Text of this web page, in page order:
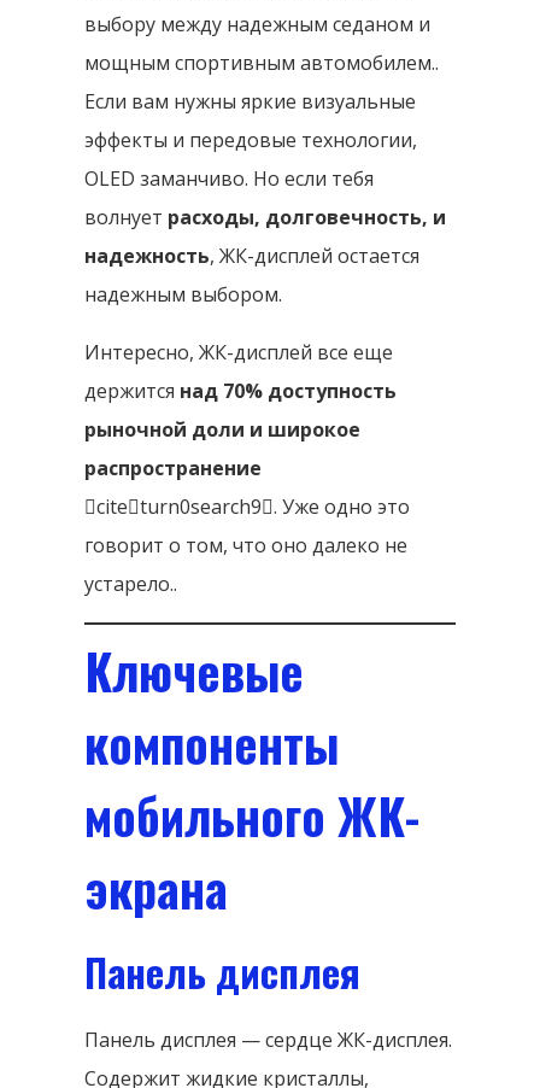
выбору между надежным седаном и
мощным спортивным автомобилем..
Если вам нужны яркие визуальные
эффекты и передовые технологии,
OLED заманчиво. Но если тебя
волнует расходы, долговечность, и
надежность, ЖК-дисплей остается
надежным выбором.
Интересно, ЖК-дисплей все еще
держится над 70% доступность
рыночной доли и широкое
распространение
citeturn0search9. Уже одно это
говорит о том, что оно далеко не
устарело..
Ключевые
компоненты
мобильного ЖК-
экрана
Панель дисплея
Панель дисплея — сердце ЖК-дисплея.
Содержит жидкие кристаллы,